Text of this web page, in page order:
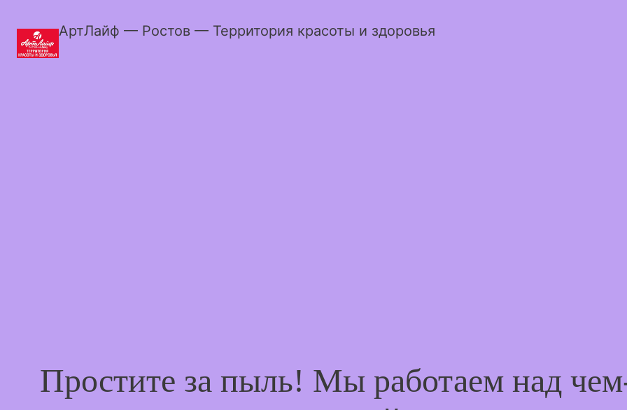
АртЛайф — Ростов — Территория красоты и здоровья
Простите за пыль! Мы работаем над